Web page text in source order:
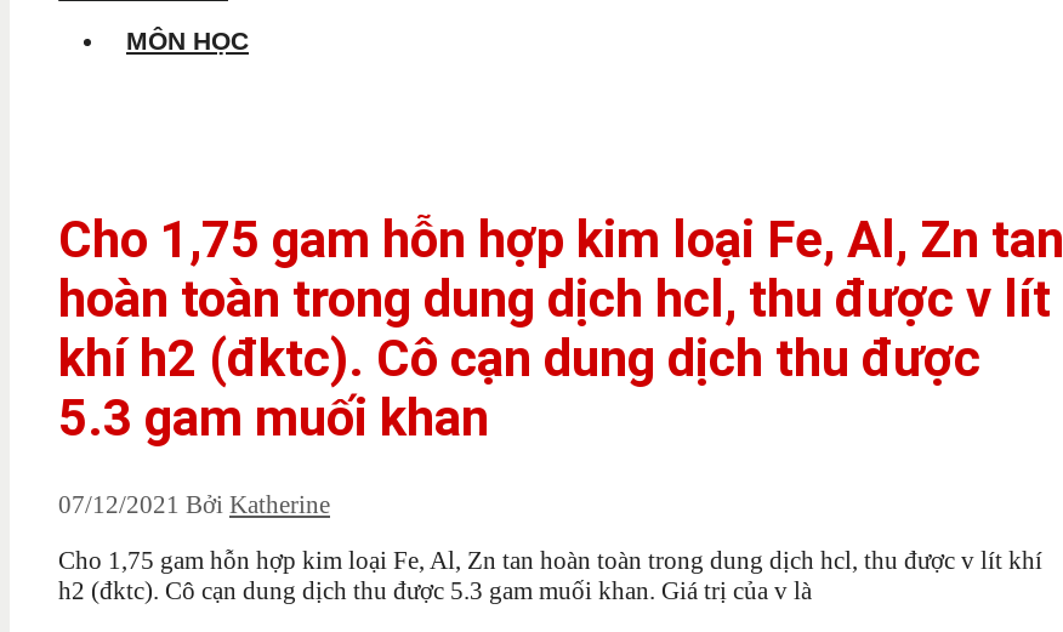
MÔN HỌC
Cho 1,75 gam hỗn hợp kim loại Fe, Al, Zn tan
hoàn toàn trong dung dịch hcl, thu được v lít
khí h2 (đktc). Cô cạn dung dịch thu được
5.3 gam muối khan
07/12/2021 Bởi Katherine
Cho 1,75 gam hỗn hợp kim loại Fe, Al, Zn tan hoàn toàn trong dung dịch hcl, thu được v lít khí
h2 (đktc). Cô cạn dung dịch thu được 5.3 gam muối khan. Giá trị của v là